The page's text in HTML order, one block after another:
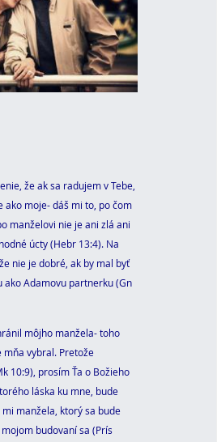
že ak sa radujem v Tebe,
ako moje- dáš mi to, po čom
manželovi nie je ani zlá ani
úcty (Hebr 13:4). Na
nie je dobré, ak by mal byť
ako Adamovu partnerku (Gn
môjho manžela- toho
vybral. Pretože
10:9), prosím Ťa o Božieho
láska ku mne, bude
manžela, ktorý sa bude
budovaní sa (Prís